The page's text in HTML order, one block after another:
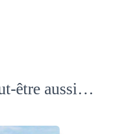
être aussi…